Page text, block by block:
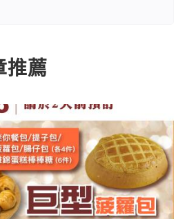
推薦